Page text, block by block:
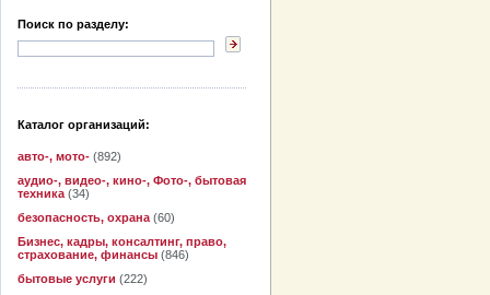
Поиск по разделу:
Каталог организаций:
авто-, мото- (892)
аудио-, видео-, кино-, Фото-, бытовая
техника (34)
безопасность, охрана (60)
Бизнес, кадры, консалтинг, право,
страхование, финансы (846)
бытовые услуги (222)